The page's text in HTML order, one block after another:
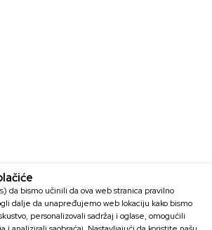
da bismo učinili da ova web stranica pravilno
dalje da unapređujemo web lokaciju kako bismo
personalizovali sadržaj i oglase, omogućili